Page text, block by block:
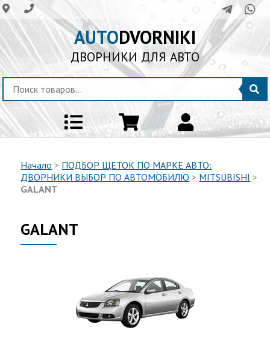
AUTODVORNIKI
ДВОРНИКИ ДЛЯ АВТО
Начало > ПОДБОР ЩЕТОК ПО МАРКЕ АВТО:
ДВОРНИКИ ВЫБОР ПО АВТОМОБИЛЮ > MITSUBISHI >
GALANT
GALANT